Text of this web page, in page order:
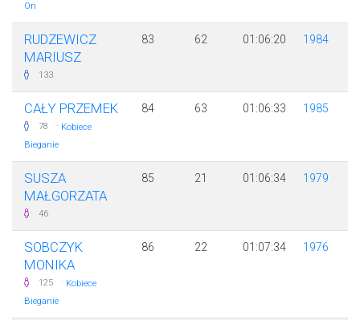
On
RUDZEWICZ
MARIUSZ
133
83 62 01:06:20 1984
CAŁY PRZEMEK
78 · Kobiece
Bieganie
84 63 01:06:33 1985
SUSZA
MAŁGORZATA
46
85 21 01:06:34 1979
SOBCZYK
MONIKA
125 · Kobiece
Bieganie
86 22 01:07:34 1976